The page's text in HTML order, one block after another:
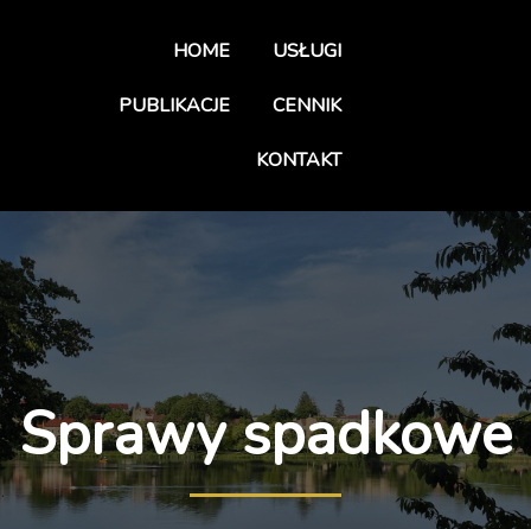
HOME USŁUGI
PUBLIKACJE CENNIK
KONTAKT
Sprawy spadkowe